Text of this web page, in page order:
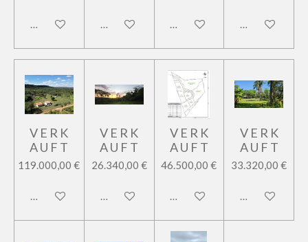
In den WarenkorbIn den WarenkorbIn den WarenkorbIn den
V E R K
A U F T
119.000,00 €
In den Warenkorb
V E R K
A U F T
26.340,00 €
In den Warenkorb
V E R K
A U F T
46.500,00 €
In den Warenkorb
V E R K
A U F T
33.320,00 €
In den